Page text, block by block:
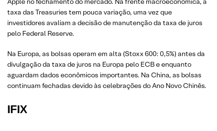
taxa das Treasuries tem pouca variação, uma vez que
investidores avaliam a decisão de manutenção da taxa de juros
pelo Federal Reserve.
Na Europa, as bolsas operam em alta (Stoxx 600: 0,5%) antes da
divulgação da taxa de juros na Europa pelo ECB e enquanto
aguardam dados econômicos importantes. Na China, as bolsas
continuam fechadas devido às celebrações do Ano Novo Chinês.
IFIX